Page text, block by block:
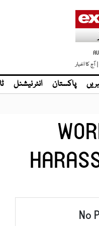
| آج کا اخبار
پاکستان انٹر نیشنل
No